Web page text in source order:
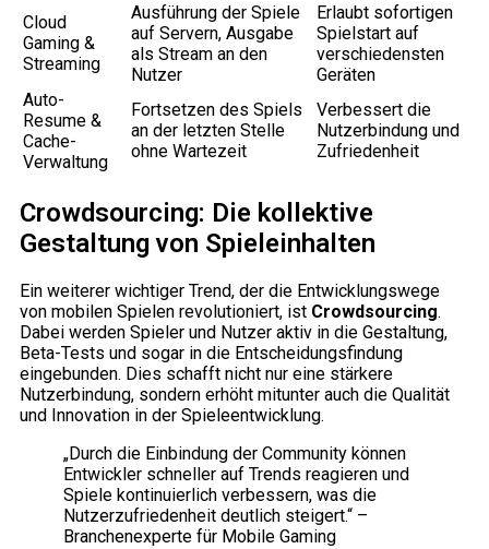
Cloud
Gaming &
Streaming
Ausführung der Spiele
auf Servern, Ausgabe
als Stream an den
Nutzer
Erlaubt sofortigen
Spielstart auf
verschiedensten
Geräten
Auto-
Resume &
Cache-
Verwaltung
Fortsetzen des Spiels
an der letzten Stelle
ohne Wartezeit
Verbessert die
Nutzerbindung und
Zufriedenheit
Crowdsourcing: Die kollektive
Gestaltung von Spieleinhalten
Ein weiterer wichtiger Trend, der die Entwicklungswege
von mobilen Spielen revolutioniert, ist Crowdsourcing.
Dabei werden Spieler und Nutzer aktiv in die Gestaltung,
Beta-Tests und sogar in die Entscheidungsfindung
eingebunden. Dies schafft nicht nur eine stärkere
Nutzerbindung, sondern erhöht mitunter auch die Qualität
und Innovation in der Spieleentwicklung.
„Durch die Einbindung der Community können
Entwickler schneller auf Trends reagieren und
Spiele kontinuierlich verbessern, was die
Nutzerzufriedenheit deutlich steigert.“ –
Branchenexperte für Mobile Gaming